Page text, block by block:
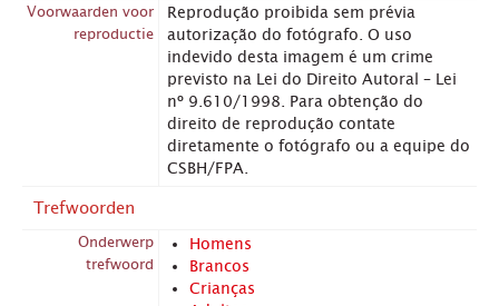
Voorwaarden voor
reproductie
Reprodução proibida sem prévia
autorização do fotógrafo. O uso
indevido desta imagem é um crime
previsto na Lei do Direito Autoral – Lei
nº 9.610/1998. Para obtenção do
direito de reprodução contate
diretamente o fotógrafo ou a equipe do
CSBH/FPA.
Trefwoorden
Onderwerp
trefwoord
Homens
Brancos
Crianças